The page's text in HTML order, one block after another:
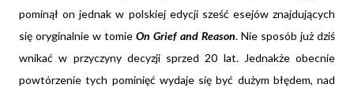
pominął on jednak w polskiej edycji sześć esejów znajdujących
się oryginalnie w tomieOn Grief and Reason. Nie sposób już dziś
wnikać w przyczyny decyzji sprzed 20 lat. Jednakże obecnie
powtórzenie tych pominięć wydaje się być dużym błędem, nad